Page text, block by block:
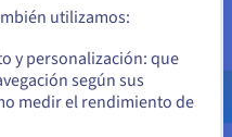
completa, unificada,
USD - $
utilizamos:
y personalización: que
según sus
medir el rendimiento de